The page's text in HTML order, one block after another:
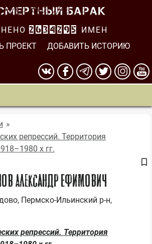
2634295
ИМЕН
ПРОЕКТ
ДОБАВИТЬ ИСТОРИЮ
репрессий. Территория
х гг.
Александр Ефимович
Пермско-Ильинский р-н,
репрессий. Территория